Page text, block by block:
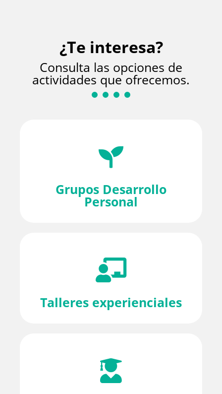
¿Te interesa?
Consulta las opciones de
actividades que ofrecemos.
Grupos Desarrollo
Personal
Talleres experienciales